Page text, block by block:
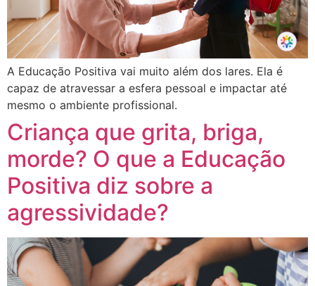
A Educação Positiva vai muito além dos lares. Ela é
capaz de atravessar a esfera pessoal e impactar até
mesmo o ambiente profissional.
Criança que grita, briga,
morde? O que a Educação
Positiva diz sobre a
agressividade?